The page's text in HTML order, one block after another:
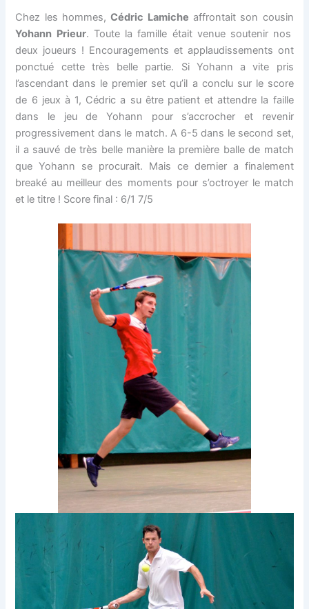
Chez les hommes,Cédric Lamiche affrontait son cousin
Yohann Prieur. Toute la famille était venue soutenir nos
deux joueurs ! Encouragements et applaudissements ont
ponctué cette très belle partie. Si Yohann a vite pris
l’ascendant dans le premier set qu’il a conclu sur le score
de 6 jeux à 1, Cédric a su être patient et attendre la faille
dans le jeu de Yohann pour s’accrocher et revenir
progressivement dans le match. A 6-5 dans le second set,
il a sauvé de très belle manière la première balle de match
que Yohann se procurait. Mais ce dernier a finalement
breaké au meilleur des moments pour s’octroyer le match
et le titre ! Score final : 6/1 7/5